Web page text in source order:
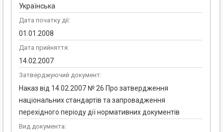
Українська
Дата початку дії:
01.01.2008
Дата прийняття:
14.02.2007
Затверджуючий документ:
Наказ від 14.02.2007 № 26 Про затвердження
національних стандартів та запровадження
перехідного періоду дії нормативних документів
Вид документа: